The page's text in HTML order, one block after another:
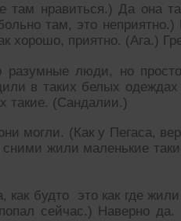
там нравиться.) Да она
там, это
хорошо, приятно. (Ага.)
разумные люди, но
в таких белых
такие. (Сандалии.)
могли. (Как у Пегаса,
жили маленькие
как будто это как где
сейчас.) Наверно да.